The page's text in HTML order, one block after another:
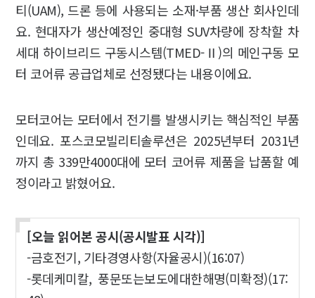
티(UAM), 드론 등에 사용되는 소재·부품 생산 회사인데
요. 현대자가 생산예정인 중대형 SUV차량에 장착할 차
세대 하이브리드 구동시스템(TMED-Ⅱ)의 메인구동 모
터 코어류 공급업체로 선정됐다는 내용이에요.
모터코어는 모터에서 전기를 발생시키는 핵심적인 부품
인데요. 포스코모빌리티솔루션은 2025년부터 2031년
까지 총 339만4000대에 모터 코어류 제품을 납품할 예
정이라고 밝혔어요.
[오늘 읽어본 공시(공시발표 시각)]
-금호전기, 기타경영사항(자율공시)(16:07)
-롯데케미칼, 풍문또는보도에대한해명(미확정)(17: